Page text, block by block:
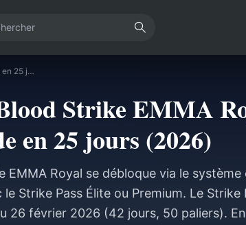
Guide de déblocage Blood Strike EMMA Royal : La voie rapide en 25 jours (2026)
Strike EMMA
en 25 jours (2026)
EMMA Royal se débloque via le système
Strike Pass Élite ou Premium. Le Strike
26 février 2026 (42 jours, 50 paliers).